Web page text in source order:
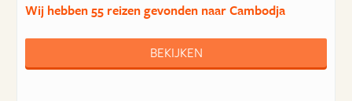
Wij hebben55 reizengevonden naar Cambodja
BEKIJKEN